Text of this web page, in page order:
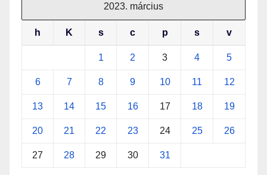
2023. március
h K s c p s v
1 2 3 4 5
6 7 8 9 10 11 12
13 14 15 16 17 18 19
20 21 22 23 24 25 26
27 28 29 30 31